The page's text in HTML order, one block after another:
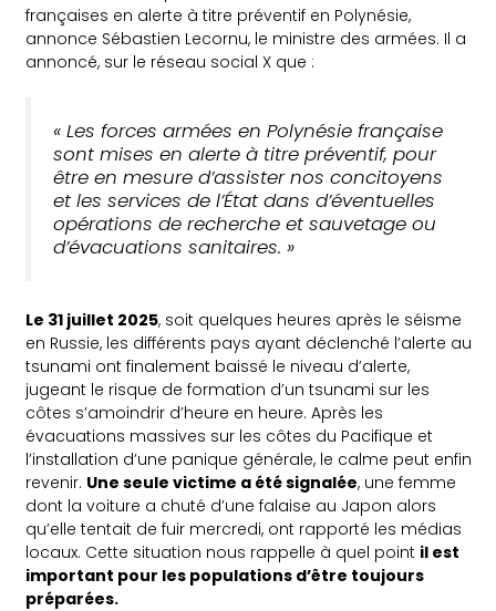
françaises en alerte à titre préventif en Polynésie,
annonce Sébastien Lecornu, le ministre des armées. Il a
annoncé, sur le réseau social X que :
« Les forces armées en Polynésie française
sont mises en alerte à titre préventif, pour
être en mesure d’assister nos concitoyens
et les services de l’État dans d’éventuelles
opérations de recherche et sauvetage ou
d’évacuations sanitaires. »
Le 31 juillet 2025, soit quelques heures après le séisme
en Russie, les différents pays ayant déclenché l’alerte au
tsunami ont finalement baissé le niveau d’alerte,
jugeant le risque de formation d’un tsunami sur les
côtes s’amoindrir d’heure en heure. Après les
évacuations massives sur les côtes du Pacifique et
l’installation d’une panique générale, le calme peut enfin
revenir. Une seule victime a été signalée, une femme
dont la voiture a chuté d’une falaise au Japon alors
qu’elle tentait de fuir mercredi, ont rapporté les médias
locaux. Cette situation nous rappelle à quel point il est
important pour les populations d’être toujours
préparées.